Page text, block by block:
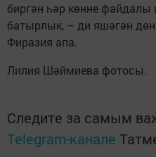
биргән һәр көнне файдалы
батырлык, – ди яшәгән
Фиразия апа.
Лилия Шәймиева фотосы.
Следите за самым
Telegram-канале